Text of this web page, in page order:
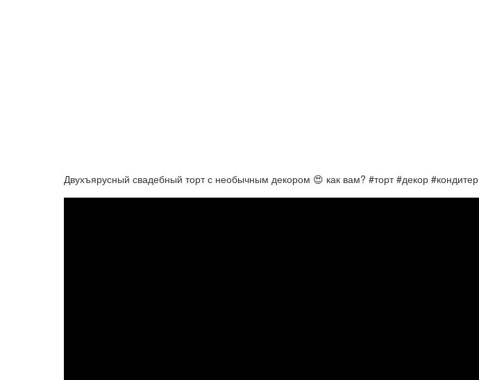
Двухъярусный свадебный торт с необычным декором 😍 как вам? #торт #декор #кондитер